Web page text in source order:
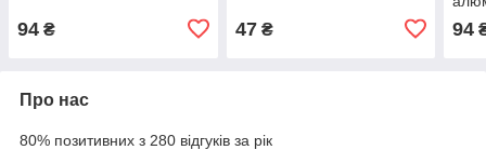
94 ₴ 47₴ 94
Про нас
80% позитивних з 280 відгуків за рік